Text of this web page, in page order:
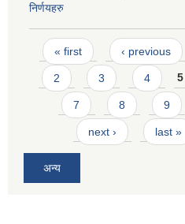
निर्णयहरु
Pages
« first ‹ previous
2 3 4 5
7 8 9
next › last »
अन्य